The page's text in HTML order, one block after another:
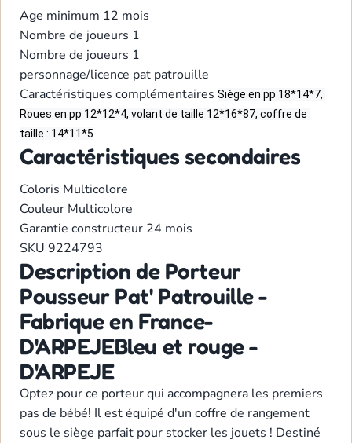
Age minimum 12 mois
Nombre de joueurs 1
Nombre de joueurs 1
personnage/licence pat patrouille
Caractéristiques complémentaires Siège en pp 18*14*7,
Roues en pp 12*12*4, volant de taille 12*16*87, coffre de
taille : 14*11*5
Caractéristiques secondaires
Coloris Multicolore
Couleur Multicolore
Garantie constructeur 24 mois
SKU 9224793
Description de Porteur
Pousseur Pat' Patrouille -
Fabrique en France-
D'ARPEJEBleu et rouge -
D'ARPEJE
Optez pour ce porteur qui accompagnera les premiers
pas de bébé! Il est équipé d'un coffre de rangement
sous le siège parfait pour stocker les jouets ! Destiné